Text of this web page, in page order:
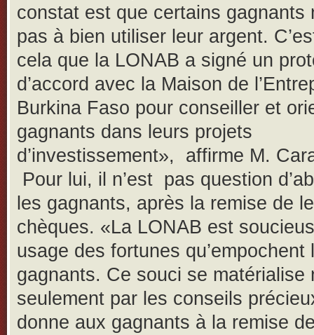
constat est que certains gagnants
pas à bien utiliser leur argent.
cela que la LONAB a signé un
d’accord avec la Maison de
Burkina Faso pour conseiller et
gagnants dans leurs projets
d’investissement», affirme M.
Pour lui, il n’est pas question
les gagnants, après la remise de
chèques. «La LONAB est
usage des fortunes qu’empochent
gagnants. Ce souci se matérialise
seulement par les conseils
donne aux gagnants à la remise